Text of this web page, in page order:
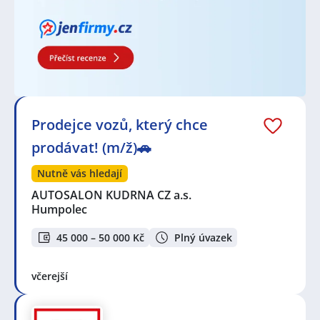
Prodejce vozů, který chce
prodávat! (m/ž)🚗
Nutně vás hledají
AUTOSALON KUDRNA CZ a.s.
Humpolec
45 000 – 50 000 Kč Plný úvazek
včerejší